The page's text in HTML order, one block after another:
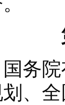
院有
、